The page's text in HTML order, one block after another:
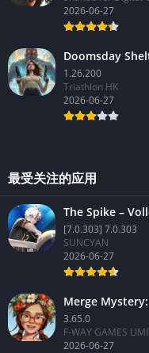
2026-06-27
Doomsday
1.26.200
Triathlon HK
2026-06-27
最受关注的应用
The Spike –
[7.0.303] 7.0.303
SUNCYAN
2026-06-27
Merge
3.65.0
F-WAY GAMES
2026-06-27